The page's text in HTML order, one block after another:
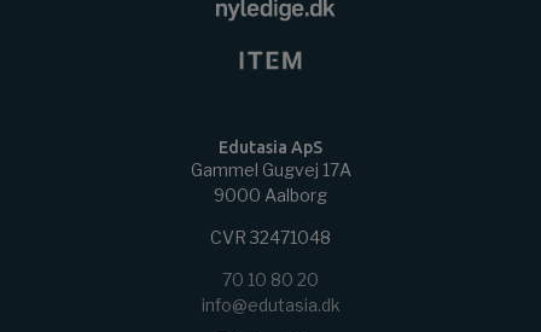
Edutasia ApS
Gammel Gugvej 17A
9000 Aalborg
CVR 32471048
70 10 80 20
info@edutasia.dk